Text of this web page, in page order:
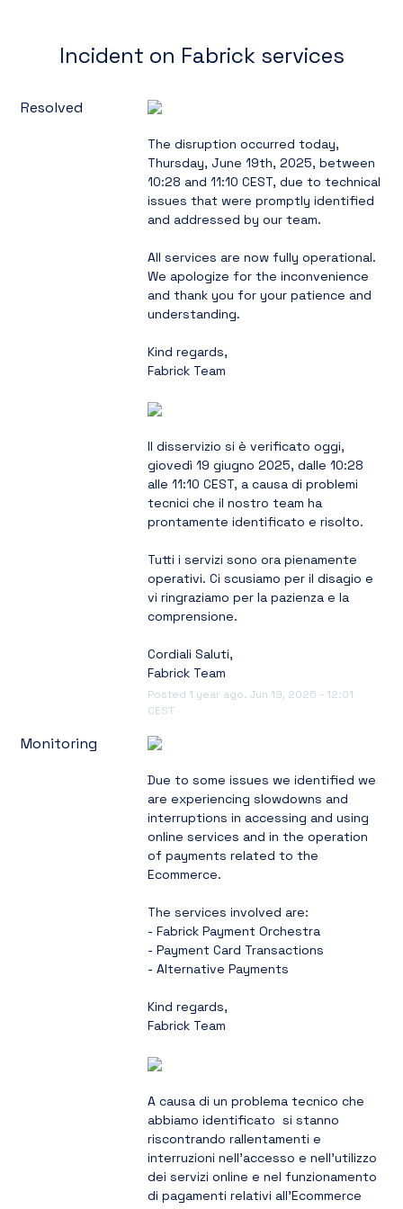
Incident on Fabrick services
Resolved
The disruption occurred today,
Thursday, June 19th, 2025, between
10:28 and 11:10 CEST, due to technical
issues that were promptly identified
and addressed by our team.
All services are now fully operational.
We apologize for the inconvenience
and thank you for your patience and
understanding.
Kind regards,
Fabrick Team
Il disservizio si è verificato oggi,
giovedì 19 giugno 2025, dalle 10:28
alle 11:10 CEST, a causa di problemi
tecnici che il nostro team ha
prontamente identificato e risolto.
Tutti i servizi sono ora pienamente
operativi. Ci scusiamo per il disagio e
vi ringraziamo per la pazienza e la
comprensione.
Cordiali Saluti,
Fabrick Team
Posted 1 year ago. Jun 19, 2025 - 12:01
CEST
Monitoring
Due to some issues we identified we
are experiencing slowdowns and
interruptions in accessing and using
online services and in the operation
of payments related to the
Ecommerce.
The services involved are:
- Fabrick Payment Orchestra
- Payment Card Transactions
- Alternative Payments
Kind regards,
Fabrick Team
A causa di un problema tecnico che
abbiamo identificato  si stanno
riscontrando rallentamenti e
interruzioni nell’accesso e nell’utilizzo
dei servizi online e nel funzionamento
di pagamenti relativi all'Ecommerce